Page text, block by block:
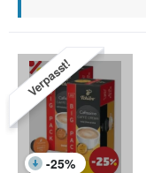
Verpasst!
-25%